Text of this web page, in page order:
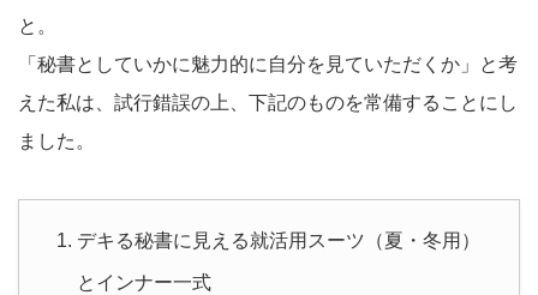
と。
「秘書としていかに魅力的に自分を見ていただくか」と考
えた私は、試行錯誤の上、下記のものを常備することにし
ました。
デキる秘書に見える就活用スーツ（夏・冬用）
とインナー一式